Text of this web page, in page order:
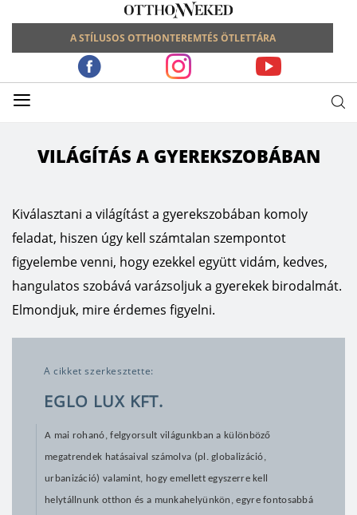
A STÍLUSOS OTTHONTEREMTÉS ÖTLETTÁRA
≡
VILÁGÍTÁS A GYEREKSZOBÁBAN
Kiválasztani a világítást a gyerekszobában komoly
feladat, hiszen úgy kell számtalan szempontot
figyelembe venni, hogy ezekkel együtt vidám, kedves,
hangulatos szobává varázsoljuk a gyerekek birodalmát.
Elmondjuk, mire érdemes figyelni.
A cikket szerkesztette:
EGLO LUX KFT.
A mai rohanó, felgyorsult világunkban a különböző
megatrendek hatásaival számolva (pl. globalizáció,
urbanizáció) valamint, hogy emellett egyszerre kell
helytállnunk otthon és a munkahelyünkön, egyre fontosabbá